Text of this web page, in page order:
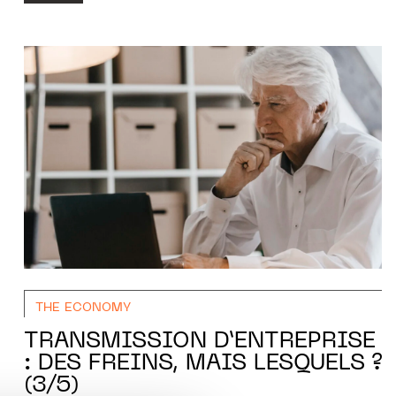
THE ECONOMY
TRANSMISSION D’ENTREPRISE
: DES FREINS, MAIS LESQUELS ?
(3/5)